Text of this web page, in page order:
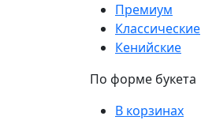
Премиум
Классические
Кенийские
По форме букета
В корзинах